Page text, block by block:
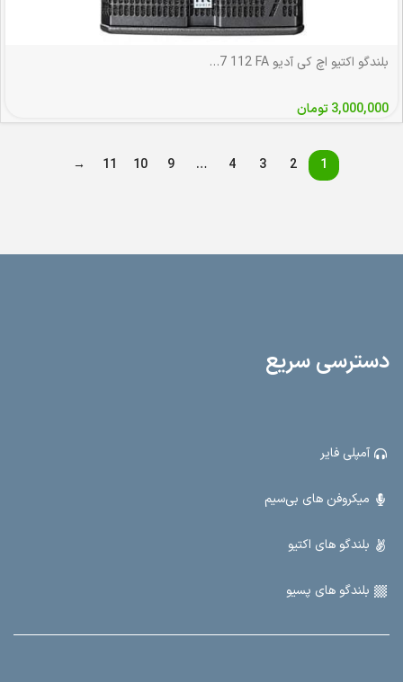
بلندگو اکتیو اچ کی آدیو HK Audio L7 112 FA
3,000,000تومان
1
2
3
4
…
9
10
11
→
دسترسی سریع
آمپلی فایر
میکروفن های بی‌سیم
بلندگو های اکتیو
بلندگو های پسیو